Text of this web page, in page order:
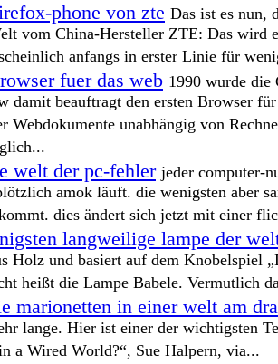
phone von zte Das ist es nun,
vom China-Hersteller ZTE: Das wird
anfangs in erster Linie für
fuer das web 1990 wurde
damit beauftragt den ersten Browser
Webdokumente unabhängig von
welt der pc-fehler jeder computer-
amok läuft. die wenigsten aber
dies ändert sich jetzt mit einer
langweilige lampe der
Holz und basiert auf dem Knobelspiel
heißt die Lampe Babele. Vermutlich
marionetten in einer welt am
lange. Hier ist einer der wichtigsten
a Wired World?“, Sue Halpern, via...